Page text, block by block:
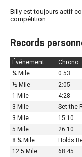
Billy est toujours actif
compétition.
Records
Événement Chrono
¼ Mile
0:53
½ Mile
2:05
1 Mile
4:28
3 Mile
Set the
3 Mile
15:10
5 Mile
26:10
8 ¼ Mile
Holds
12.5 Mile
68:45